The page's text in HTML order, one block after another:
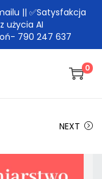
|| ✅Satysfakcja
użycia AI
790 247 637
0
NEXT